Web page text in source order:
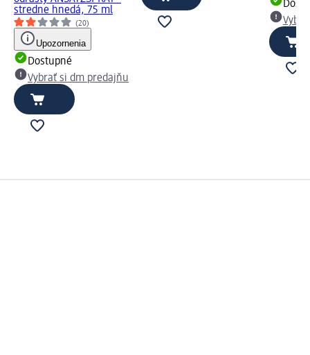
stredne hnedá, 75 ml
(20)
Upozornenia
Dostupné
Vybrať si dm predajňu